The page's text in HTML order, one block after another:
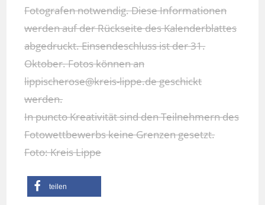
Fotografen notwendig. Diese Informationen
werden auf der Rückseite des Kalenderblattes
abgedruckt. Einsendeschluss ist der 31.
Oktober. Fotos können an
lippischerose@kreis-lippe.de geschickt
werden.
In puncto Kreativität sind den Teilnehmern des
Fotowettbewerbs keine Grenzen gesetzt.
Foto: Kreis Lippe
teilen